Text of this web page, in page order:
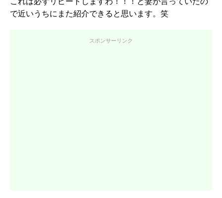
で近いうちにまた紹介できると思います。笑
スポンサーリンク